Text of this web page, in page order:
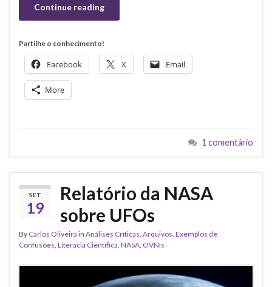
Continue reading
Partilhe o conhecimento!
Facebook X Email
More
1 comentário
SET
19
Relatório da NASA
sobre UFOs
By Carlos Oliveira in Análises Críticas, Arquivos, Exemplos de
Confusões, Literacia Científica, NASA, OVNIs